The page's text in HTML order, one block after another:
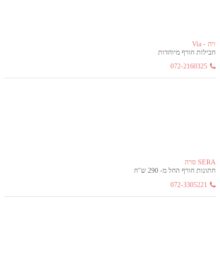
ויה - Via
חבילות חורף מיוחדות
072-2160325
SERA סרה
חתונות חורף החל מ- 290 ש"ח
072-3305221